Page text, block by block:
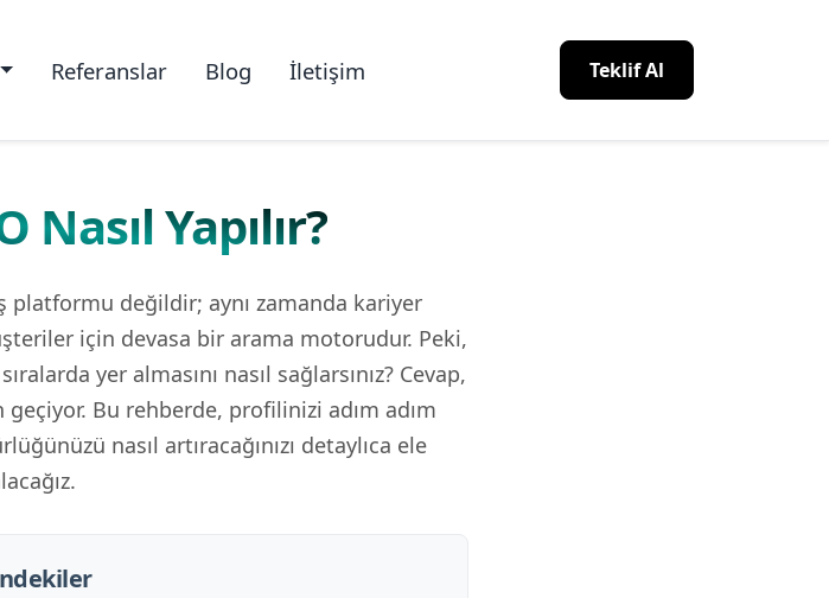
Referanslar Blog İletişim Teklif Al
Nasıl Yapılır?
değildir; aynı zamanda kariyer
için devasa bir arama motorudur. Peki,
yer almasını nasıl sağlarsınız? Cevap,
Bu rehberde, profilinizi adım adım
nasıl artıracağınızı detaylıca ele